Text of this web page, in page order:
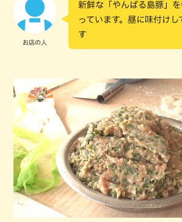
お店の人
新鮮な「やんばる島豚」
っています。昼に味付けし
す